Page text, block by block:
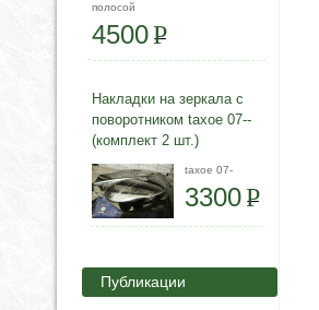
полосой
4500P
Накладки на зеркала с
поворотником taxoe 07--
(комплект 2 шт.)
taxoe 07-
3300P
Публикации